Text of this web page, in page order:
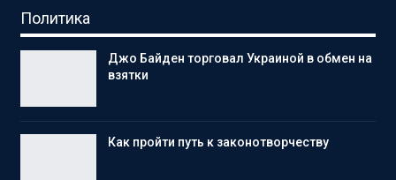
Политика
Джо Байден торговал Украиной в обмен на
взятки
Как пройти путь к законотворчеству